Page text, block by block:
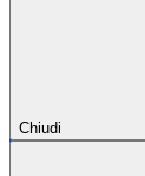
Chiudi